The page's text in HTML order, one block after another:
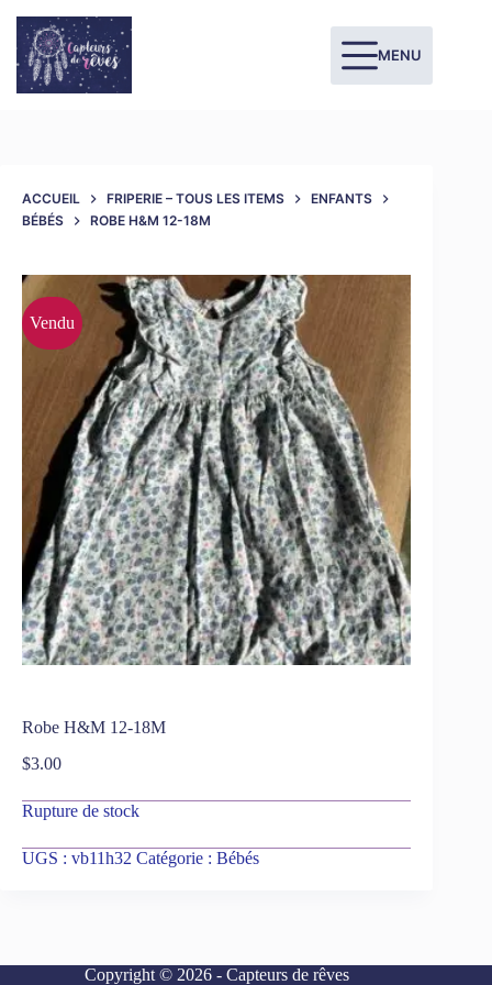
MENU
ACCUEIL FRIPERIE – TOUS LES ITEMS
ENFANTS
BÉBÉS
ROBE H&M 12-18M
Vendu
Robe H&M 12-18M
$3.00
Rupture de stock
UGS : vb11h32 Catégorie : Bébés
Copyright © 2026 - Capteurs de rêves